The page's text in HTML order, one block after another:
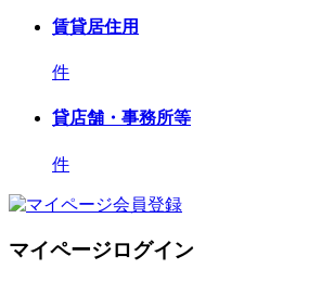
賃貸居住用
件
貸店舗・事務所等
件
マイページログイン